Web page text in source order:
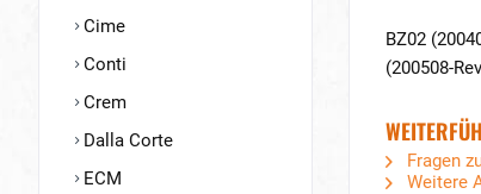
Cime
Conti
Crem
Dalla Corte
ECM
BZ02
(200508-
Fragen
Weitere